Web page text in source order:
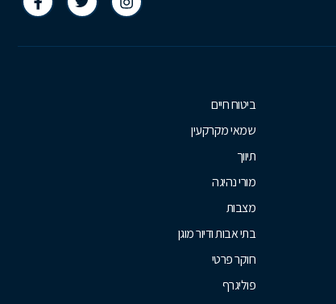
ביטוח חיים
שמאי מקרקעין
תיווך
מורי נהיגה
מצבות
בתי אבות ודיור מוגן
חוקר פרטי
פוליגרף